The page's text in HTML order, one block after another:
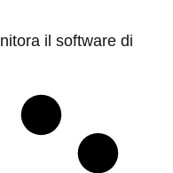
il software di